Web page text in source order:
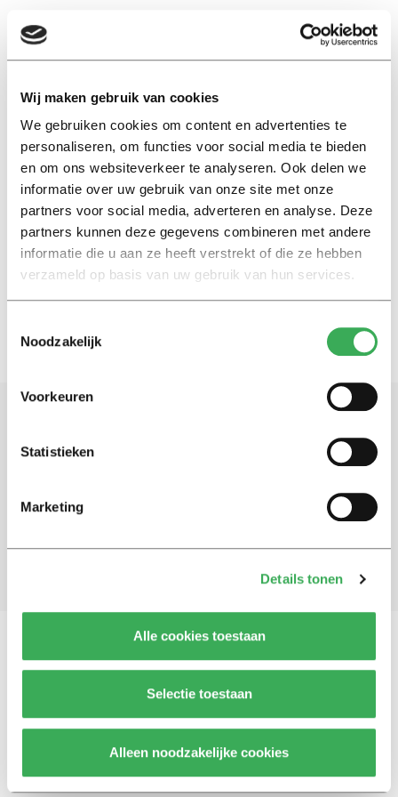
Wij maken gebruik van cookies
We gebruiken cookies om content en advertenties te
personaliseren, om functies voor social media te bieden
en om ons websiteverkeer te analyseren. Ook delen we
informatie over uw gebruik van onze site met onze
partners voor social media, adverteren en analyse. Deze
partners kunnen deze gegevens combineren met andere
informatie die u aan ze heeft verstrekt of die ze hebben
verzameld op basis van uw gebruik van hun services.
Noodzakelijk
Voorkeuren
Statistieken
Marketing
Details tonen
Alle cookies toestaan
Selectie toestaan
Alleen noodzakelijke cookies
EN
Paul van Kemenade
Achtergrond
Interview Paul van Kemenade:
‘’Ik wil mezelf blijven
ontwikkelen’’
27 september 2017
Blijf op de hoogte. Meld je aan voor de nieuwsbrief van
Aanmelden
Vragen, opmerkingen of tips?
© 2026 -Over ons Disclaimer Adverteren Werken bij Contact